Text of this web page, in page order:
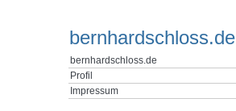
bernhardschloss.de
bernhardschloss.de
Profil
Impressum